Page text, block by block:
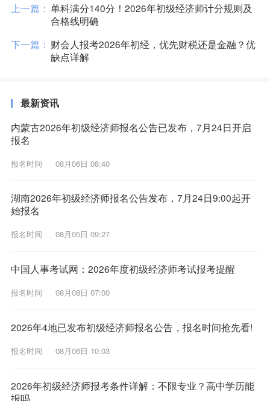
上一篇： 单科满分140分！2026年初级经济师计分规则及
合格线明确
下一篇： 财会人报考2026年初经，优先财税还是金融？优
缺点详解
最新资讯
内蒙古2026年初级经济师报名公告已发布，7月24日开启
报名
报名时间 08月06日 08:40
湖南2026年初级经济师报名公告发布，7月24日9:00起开
始报名
报名时间 08月05日 09:27
中国人事考试网：2026年度初级经济师考试报考提醒
报名时间 08月08日 07:00
2026年4地已发布初级经济师报名公告，报名时间抢先看!
报名时间 08月06日 10:03
2026年初级经济师报考条件详解：不限专业？高中学历能
报吗